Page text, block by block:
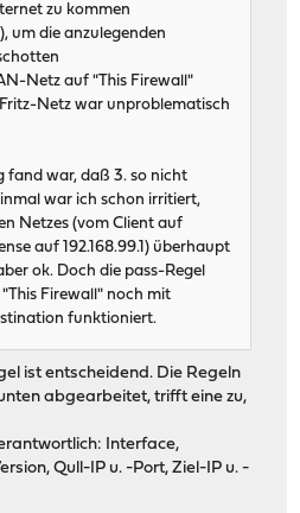
zu kommen
um die anzulegenden
Netz auf "This Firewall"
Netz war unproblematisch
fand war, daß 3. so nicht
war ich schon irritiert,
Netzes (vom Client auf
auf 192.168.99.1) überhaupt
ok. Doch die pass-Regel
Firewall" noch mit
funktioniert.
ist entscheidend. Die Regeln
abgearbeitet, trifft eine zu,
Interface,
Qull-IP u. -Port, Ziel-IP u. -